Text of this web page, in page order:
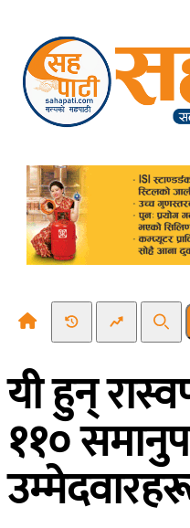
Recent NewsTrending
यी हुन्
११०